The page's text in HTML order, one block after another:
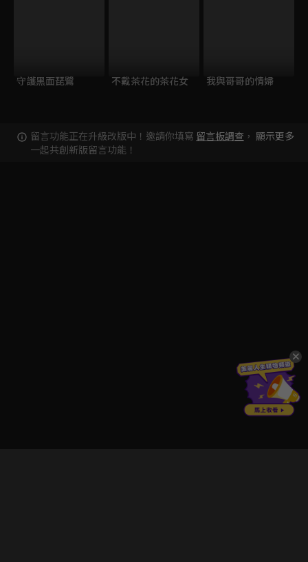
守護黑面琵鷺 不戴茶花的茶花女 我與哥哥的情婦
留言功能正在升級改版中！邀請你填寫 留言板調查 ，
一起共創新版留言功能！
顯示更多